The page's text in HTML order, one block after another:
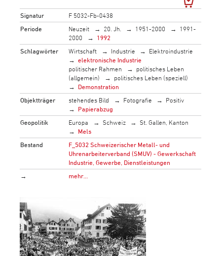
Signatur
F 5032-Fb-0438
Periode
Neuzeit 20. Jh. 1951-2000
1991-
2000
1992
Schlagwörter
Wirtschaft Industrie
Elektroindustrie
elektronische Industrie
politischer Rahmen
politisches Leben
(allgemein)
politisches Leben (speziell)
Demonstration
Objektträger
stehendes Bild Fotografie
Positiv
Papierabzug
Geopolitik
Europa Schweiz
St. Gallen, Kanton
Mels
Bestand
F_5032 Schweizerischer Metall- und
Uhrenarbeiterverband (SMUV) - Gewerkschaft
Industrie, Gewerbe, Dienstleistungen
→
mehr…